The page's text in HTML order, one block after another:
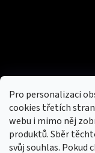
Pro personalizaci
cookies třetích
webu i mimo něj
produktů. Sběr
svůj souhlas. Pokud
Přijímáme online